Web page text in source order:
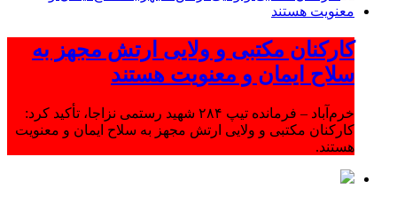
کارکنان مکتبی و ولایی ارتش مجهز به
سلاح ایمان و معنویت هستند
خرم‌آباد – فرمانده تیپ ۲۸۴ شهید رستمی نزاجا، تأکید کرد:
کارکنان مکتبی و ولایی ارتش مجهز به سلاح ایمان و معنویت
هستند.